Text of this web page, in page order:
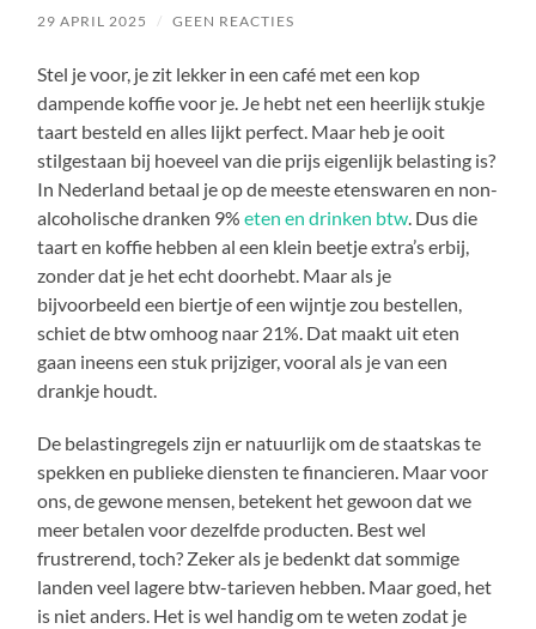
29 APRIL 2025 / GEEN REACTIES
Stel je voor, je zit lekker in een café met een kop
dampende koffie voor je. Je hebt net een heerlijk stukje
taart besteld en alles lijkt perfect. Maar heb je ooit
stilgestaan bij hoeveel van die prijs eigenlijk belasting is?
In Nederland betaal je op de meeste etenswaren en non-
alcoholische dranken 9%eten en drinken btw. Dus die
taart en koffie hebben al een klein beetje extra’s erbij,
zonder dat je het echt doorhebt. Maar als je
bijvoorbeeld een biertje of een wijntje zou bestellen,
schiet de btw omhoog naar 21%. Dat maakt uit eten
gaan ineens een stuk prijziger, vooral als je van een
drankje houdt.
De belastingregels zijn er natuurlijk om de staatskas te
spekken en publieke diensten te financieren. Maar voor
ons, de gewone mensen, betekent het gewoon dat we
meer betalen voor dezelfde producten. Best wel
frustrerend, toch? Zeker als je bedenkt dat sommige
landen veel lagere btw-tarieven hebben. Maar goed, het
is niet anders. Het is wel handig om te weten zodat je